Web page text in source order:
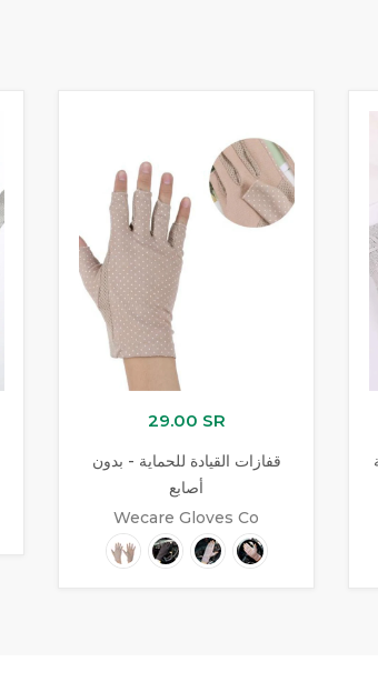
29.00 SR
قفازات القيادة للحماية - بدون
أصابع
Wecare Gloves Co